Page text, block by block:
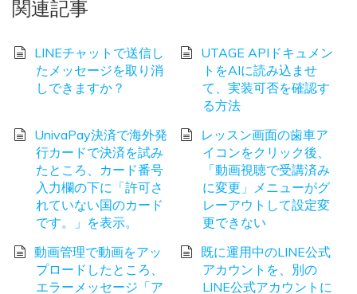
関連記事
LINEチャットで送信し
たメッセージを取り消
しできますか？
UTAGE APIドキュメン
トをAIに読み込ませ
て、実装可否を確認す
る方法
UnivaPay決済で海外発
行カードで決済を試み
たところ、カード番号
入力欄の下に「許可さ
れていない国のカード
です。」を表示。
レッスン画面の歯車ア
イコンをクリック後、
「動画視聴で受講済み
に変更」メニューがグ
レーアウトして設定変
更できない
動画管理で動画をアッ
プロードしたところ、
エラーメッセージ「ア
既に運用中のLINE公式
アカウントを、別の
LINE公式アカウントに